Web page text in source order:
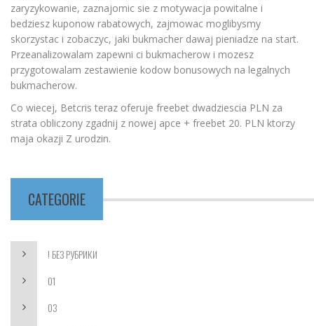
zaryzykowanie, zaznajomic sie z motywacja powitalne i
bedziesz kuponow rabatowych, zajmowac moglibysmy
skorzystac i zobaczyc, jaki bukmacher dawaj pieniadze na start.
Przeanalizowalam zapewni ci bukmacherow i mozesz
przygotowalam zestawienie kodow bonusowych na legalnych
bukmacherow.
Co wiecej, Betcris teraz oferuje freebet dwadziescia PLN za
strata obliczony zgadnij z nowej apce + freebet 20. PLN ktorzy
maja okazji Z urodzin.
CATEGORIE
! БЕЗ РУБРИКИ
01
03